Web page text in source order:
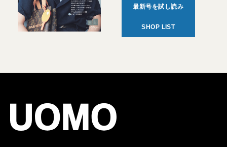
最新号を試し読み
SHOP LIST